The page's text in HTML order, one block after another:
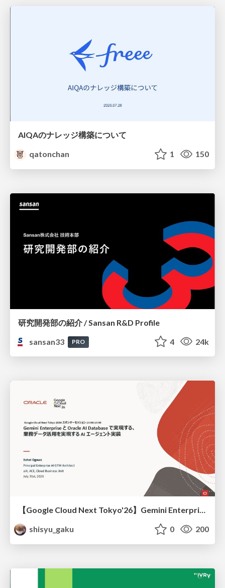
AIQAのナレッジ構築について
qatonchan
1 150
研究開発部の紹介 / Sansan R&D Profile
sansan33
PRO 4 24k
【Google Cloud Next Tokyo'26】Gemini Enterprise と Oracle AI Database で実現する、 業務データ活用を実現する AI エージェント実装
shisyu_gaku
0 200